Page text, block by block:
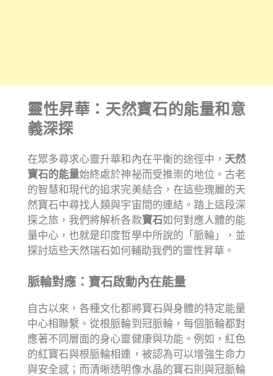
靈性昇華：天然寶石的能量和意
義深探
在眾多尋求心靈升華和內在平衡的途徑中， 天然
寶石的能量始終處於神祕而受推崇的地位。古老
的智慧和現代的追求完美結合，在這些瑰麗的天
然寶石中尋找人類與宇宙間的連結。踏上這段深
探之旅，我們將解析各款寶石如何對應人體的能
量中心，也就是印度哲學中所說的「脈輪」，並
探討這些天然瑞石如何輔助我們的靈性昇華。
脈輪對應：寶石啟動內在能量
自古以來，各種文化都將寶石與身體的特定能量
中心相聯繫。從根脈輪到冠脈輪，每個脈輪都對
應著不同層面的身心靈健康與功能。例如，紅色
的紅寶石與根脈輪相連，被認為可以增強生命力
與安全感；而清晰透明像水晶的寶石則與冠脈輪